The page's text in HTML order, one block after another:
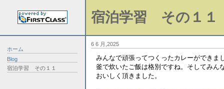
ホーム
Blog
宿泊学習 その１１
宿泊学習 その１１
6 6 月,2025
みんなで頑張ってつくったカレーができま
釜で炊いたご飯は格別ですね。そしてみん
おいしく頂きました。